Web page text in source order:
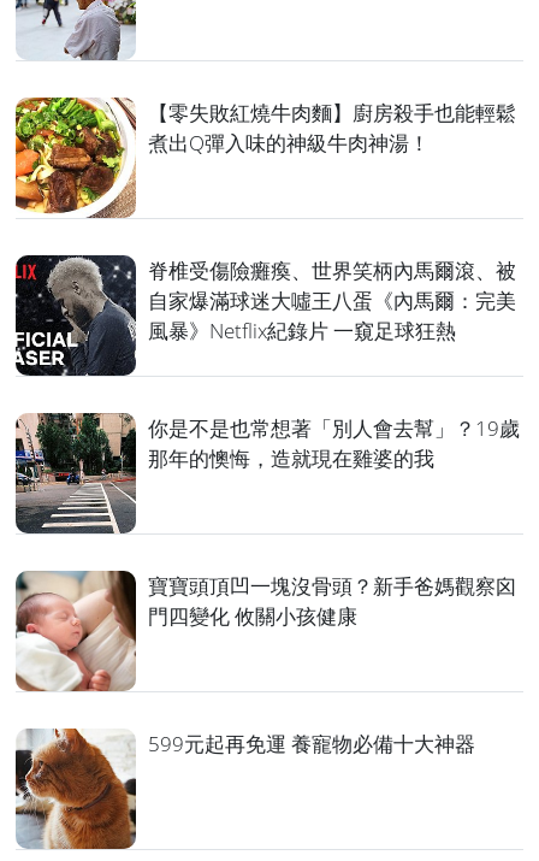
【零失敗紅燒牛肉麵】廚房殺手也能輕鬆
煮出Q彈入味的神級牛肉神湯！
脊椎受傷險癱瘓、世界笑柄內馬爾滾、被
自家爆滿球迷大噓王八蛋《內馬爾：完美
風暴》Netflix紀錄片 一窺足球狂熱
你是不是也常想著「別人會去幫」？19歲
那年的懊悔，造就現在雞婆的我
寶寶頭頂凹一塊沒骨頭？新手爸媽觀察囟
門四變化 攸關小孩健康
599元起再免運 養寵物必備十大神器